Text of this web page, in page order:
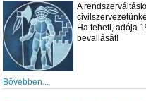
A
Ha teheti, adója
bevallását!
Bővebben...